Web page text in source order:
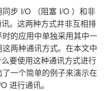
同步 I/O （阻塞 I/O ）和非
。这两种方式并非互相排
的应用中单独采用其中一
两种通讯方式。在本文中
要使用这种通讯方式进行
一个简单的例子来演示在
进行通讯。